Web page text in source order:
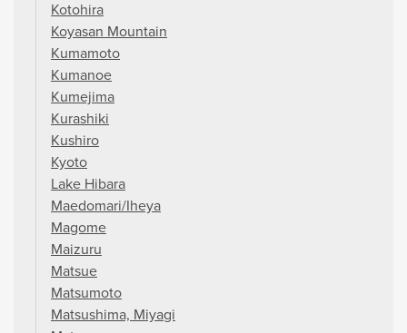
Kotohira
Koyasan Mountain
Kumamoto
Kumanoe
Kumejima
Kurashiki
Kushiro
Kyoto
Lake Hibara
Maedomari/Iheya
Magome
Maizuru
Matsue
Matsumoto
Matsushima, Miyagi